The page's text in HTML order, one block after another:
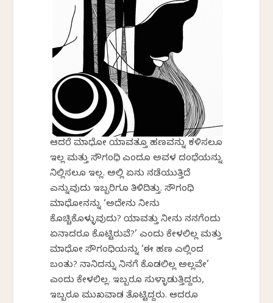
ಆದರೆ ಮಾಧೋ ಯಾವತ್ತೂ ಹಣವನ್ನು ಕಳಿಸಲೂ
ಇಲ್ಲ ಮತ್ತು ಸೌಗಂಧಿ ಎಂದೂ ಅವಳ ದಂಧೆಯನ್ನು
ನಿಲ್ಲಿಸಲೂ ಇಲ್ಲ. ಅಲ್ಲಿ ಏನು ನಡೆಯುತ್ತಿದೆ
ಎನ್ನುವುದು ಇಬ್ಬರಿಗೂ ತಿಳಿದಿತ್ತು. ಸೌಗಂಧಿ
ಮಾಧೋನನ್ನು ‘ಅದೇನು ನೀನು
ಕೊಚ್ಚಿಕೊಳ್ಳುವುದು? ಯಾವತ್ತು ನೀನು ನನಗೆಂದು
ಏನಾದರೂ ಕೊಟ್ಟಿರುವೆ?’ ಎಂದು ಕೇಳಲಿಲ್ಲ ಮತ್ತು
ಮಾಧೋ ಸೌಗಂಧಿಯನ್ನು ‘ಈ ಹಣ ಎಲ್ಲಿಂದ
ಬಂತು? ನಾನಿದನ್ನು ನಿನಗೆ ಕೊಡಲಿಲ್ಲ ಅಲ್ಲವೇ’
ಎಂದು ಕೇಳಲಿಲ್ಲ. ಇಬ್ಬರೂ ಸುಳ್ಳಾಡುತ್ತಿದ್ದರು,
ಇಬ್ಬರೂ ಮುಖವಾಡ ತೊಟ್ಟಿದ್ದರು. ಆದರೂ